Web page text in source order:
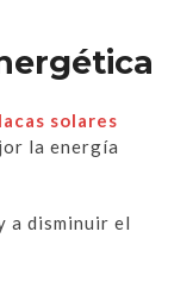
solares
la energía
a disminuir el